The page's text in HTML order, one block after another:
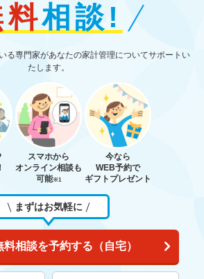
料相談!
る専門家があなたの家計管理についてサポートい
たします。
スマホから
オンライン相談も
可能※1
今なら
WEB予約で
ギフトプレゼント
まずはお気軽に
相談を予約する（自宅）